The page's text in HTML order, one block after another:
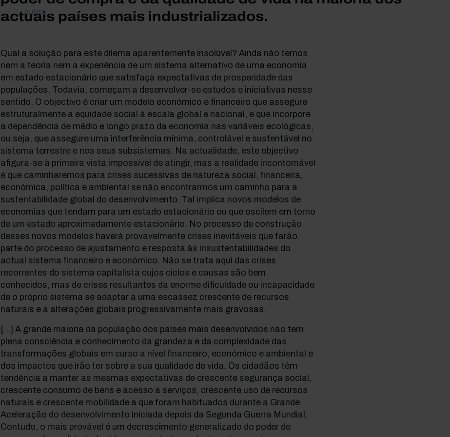
actuais países mais industrializados.
Autor
Qual a solução para este dilema aparentemente insolúvel? Ainda não temos
nem a teoria nem a experiência de um sistema alternativo de uma economia
em estado estacionário que satisfaça expectativas de prosperidade das
populações. Todavia, começam a desenvolver-se estudos e iniciativas nesse
sentido. O objectivo é criar um modelo económico e financeiro que assegure
estruturalmente a equidade social à escala global e nacional, e que incorpore
a dependência de médio e longo prazo da economia nas variáveis ecológicas,
ou seja, que assegure uma interferência mínima, controlável e sustentável no
sistema terrestre e nos seus subsistemas. Na actualidade, este objectivo
afigura-se à primeira vista impossível de atingir, mas a realidade incontornável
é que caminharemos para crises sucessivas de natureza social, financeira,
económica, política e ambiental se não encontrarmos um caminho para a
sustentabilidade global do desenvolvimento. Tal implica novos modelos de
economias que tendam para um estado estacionário ou que oscilem em torno
de um estado aproximadamente estacionário. No processo de construção
desses novos modelos haverá provavelmente crises inevitáveis que farão
parte do processo de ajustamento e resposta às insustentabilidades do
actual sistema financeiro e económico. Não se trata aqui das crises
recorrentes do sistema capitalista cujos ciclos e causas são bem
conhecidos, mas de crises resultantes da enorme dificuldade ou incapacidade
de o próprio sistema se adaptar a uma escassez crescente de recursos
naturais e a alterações globais progressivamente mais gravosas.
[…] A grande maioria da população dos países mais desenvolvidos não tem
plena consciência e conhecimento da grandeza e da complexidade das
transformações globais em curso a nível financeiro, económico e ambiental e
dos impactos que irão ter sobre a sua qualidade de vida. Os cidadãos têm
tendência a manter as mesmas expectativas de crescente segurança social,
crescente consumo de bens e acesso a serviços, crescente uso de recursos
naturais e crescente mobilidade a que foram habituados durante a Grande
Aceleração do desenvolvimento iniciada depois da Segunda Guerra Mundial.
Contudo, o mais provável é um decrescimento generalizado do poder de